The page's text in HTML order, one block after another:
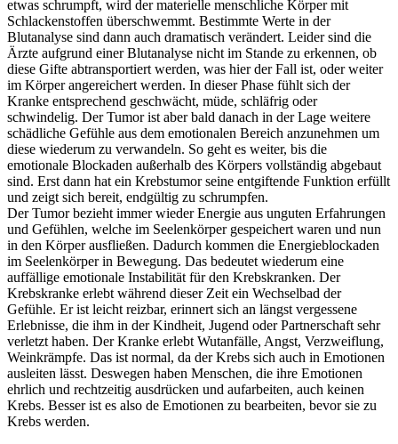
etwas schrumpft, wird der materielle menschliche Körper mit
Schlackenstoffen überschwemmt. Bestimmte Werte in der
Blutanalyse sind dann auch dramatisch verändert. Leider sind die
Ärzte aufgrund einer Blutanalyse nicht im Stande zu erkennen, ob
diese Gifte abtransportiert werden, was hier der Fall ist, oder weiter
im Körper angereichert werden. In dieser Phase fühlt sich der
Kranke entsprechend geschwächt, müde, schläfrig oder
schwindelig. Der Tumor ist aber bald danach in der Lage weitere
schädliche Gefühle aus dem emotionalen Bereich anzunehmen um
diese wiederum zu verwandeln. So geht es weiter, bis die
emotionale Blockaden außerhalb des Körpers vollständig abgebaut
sind. Erst dann hat ein Krebstumor seine entgiftende Funktion erfüllt
und zeigt sich bereit, endgültig zu schrumpfen.
Der Tumor bezieht immer wieder Energie aus unguten Erfahrungen
und Gefühlen, welche im Seelenkörper gespeichert waren und nun
in den Körper ausfließen. Dadurch kommen die Energieblockaden
im Seelenkörper in Bewegung. Das bedeutet wiederum eine
auffällige emotionale Instabilität für den Krebskranken. Der
Krebskranke erlebt während dieser Zeit ein Wechselbad der
Gefühle. Er ist leicht reizbar, erinnert sich an längst vergessene
Erlebnisse, die ihm in der Kindheit, Jugend oder Partnerschaft sehr
verletzt haben. Der Kranke erlebt Wutanfälle, Angst, Verzweiflung,
Weinkrämpfe. Das ist normal, da der Krebs sich auch in Emotionen
ausleiten lässt. Deswegen haben Menschen, die ihre Emotionen
ehrlich und rechtzeitig ausdrücken und aufarbeiten, auch keinen
Krebs. Besser ist es also de Emotionen zu bearbeiten, bevor sie zu
Krebs werden.